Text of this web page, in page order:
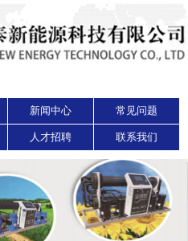
新闻中心 常见问题
人才招聘 联系我们